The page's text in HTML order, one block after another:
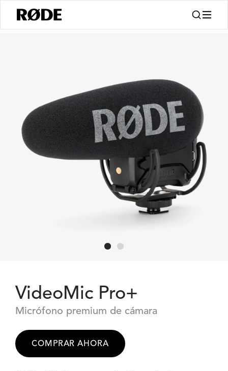
VideoMic Pro+
Micrófono premium de cámara
COMPRAR AHORA